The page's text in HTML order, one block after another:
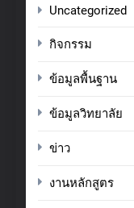
Uncategorized
กิจกรรม
ข้อมูลพื้นฐาน
ข้อมูลวิทยาลัย
ข่าว
งานหลักสูตร